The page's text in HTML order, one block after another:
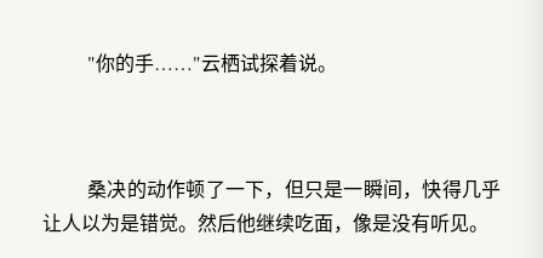
"你的手……"云栖试探着说。
桑决的动作顿了一下，但只是一瞬间，快得几乎
让人以为是错觉。然后他继续吃面，像是没有听见。